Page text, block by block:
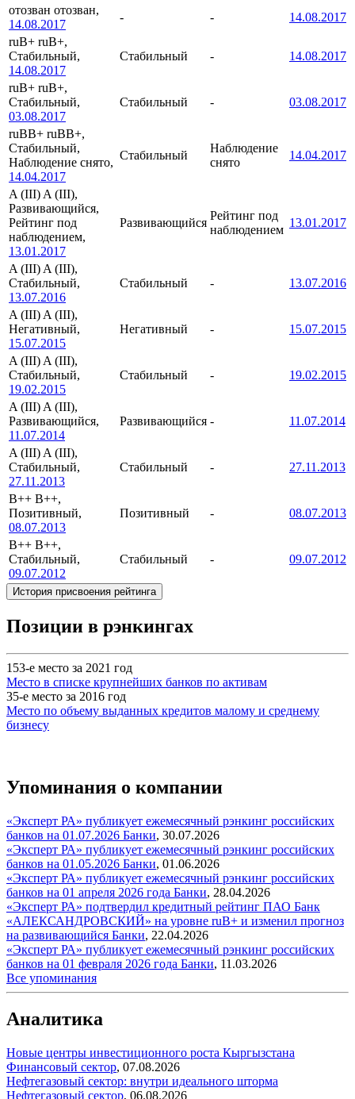
отозван отозван,
14.08.2017
- -
14.08.2017
ruB+ ruB+,
Стабильный,
14.08.2017
Стабильный - 14.08.2017
ruB+ ruB+,
Стабильный,
03.08.2017
Стабильный - 03.08.2017
ruBB+ ruBB+,
Стабильный,
Наблюдение снято,
14.04.2017
Стабильный
Наблюдение
снято
14.04.2017
A (III) A (III),
Развивающийся,
Рейтинг под
наблюдением,
13.01.2017
Развивающийся
Рейтинг под
наблюдением
13.01.2017
A (III) A (III),
Стабильный,
13.07.2016
Стабильный - 13.07.2016
A (III) A (III),
Негативный,
15.07.2015
Негативный - 15.07.2015
A (III) A (III),
Стабильный,
19.02.2015
Стабильный - 19.02.2015
A (III) A (III),
Развивающийся,
11.07.2014
Развивающийся - 11.07.2014
A (III) A (III),
Стабильный,
27.11.2013
Стабильный - 27.11.2013
B++ B++,
Позитивный,
08.07.2013
Позитивный - 08.07.2013
B++ B++,
Стабильный,
09.07.2012
Стабильный - 09.07.2012
История присвоения рейтинга
Позиции в рэнкингах
153-е место за 2021 год
Место в списке крупнейших банков по активам
35-е место за 2016 год
Место по объему выданных кредитов малому и среднему
бизнесу
Упоминания о компании
«Эксперт РА» публикует ежемесячный рэнкинг российских
банков на 01.07.2026 Банки, 30.07.2026
«Эксперт РА» публикует ежемесячный рэнкинг российских
банков на 01.05.2026 Банки, 01.06.2026
«Эксперт РА» публикует ежемесячный рэнкинг российских
банков на 01 апреля 2026 года Банки, 28.04.2026
«Эксперт РА» подтвердил кредитный рейтинг ПАО Банк
«АЛЕКСАНДРОВСКИЙ» на уровне ruВ+ и изменил прогноз
на развивающийся Банки, 22.04.2026
«Эксперт РА» публикует ежемесячный рэнкинг российских
банков на 01 февраля 2026 года Банки, 11.03.2026
Все упоминания
Аналитика
Новые центры инвестиционного роста Кыргызстана
Финансовый сектор, 07.08.2026
Нефтегазовый сектор: внутри идеального шторма
Нефтегазовый сектор, 06.08.2026